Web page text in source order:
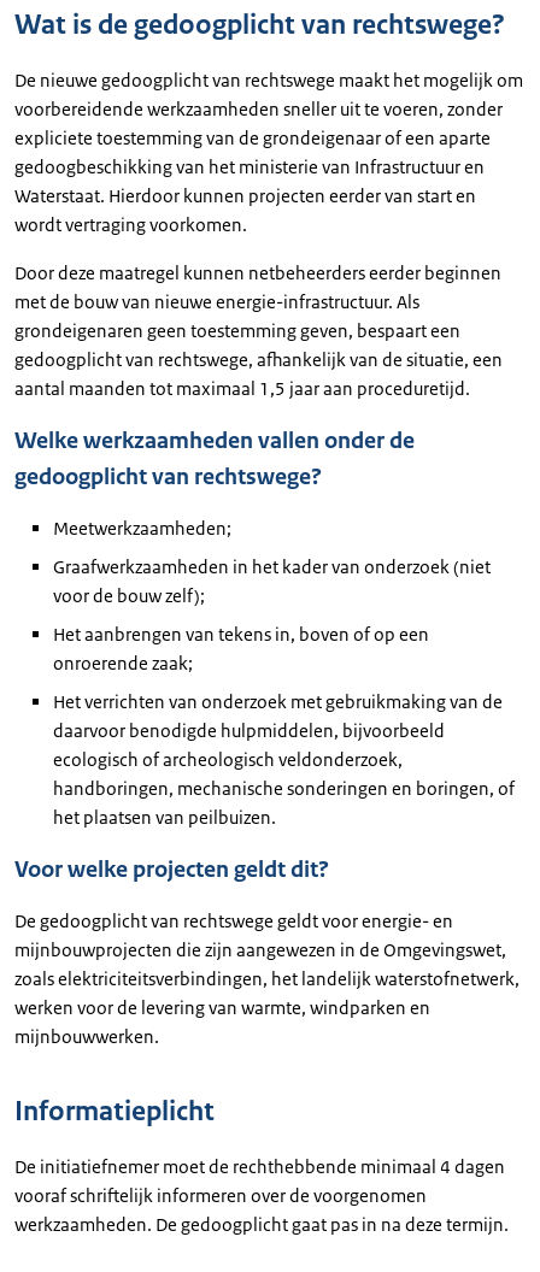
Wat is de gedoogplicht van rechtswege?
De nieuwe gedoogplicht van rechtswege maakt het mogelijk om
voorbereidende werkzaamheden sneller uit te voeren, zonder
expliciete toestemming van de grondeigenaar of een aparte
gedoogbeschikking van het ministerie van Infrastructuur en
Waterstaat. Hierdoor kunnen projecten eerder van start en
wordt vertraging voorkomen.
Door deze maatregel kunnen netbeheerders eerder beginnen
met de bouw van nieuwe energie-infrastructuur. Als
grondeigenaren geen toestemming geven, bespaart een
gedoogplicht van rechtswege, afhankelijk van de situatie, een
aantal maanden tot maximaal 1,5 jaar aan proceduretijd.
Welke werkzaamheden vallen onder de
gedoogplicht van rechtswege?
Meetwerkzaamheden;
Graafwerkzaamheden in het kader van onderzoek (niet
voor de bouw zelf);
Het aanbrengen van tekens in, boven of op een
onroerende zaak;
Het verrichten van onderzoek met gebruikmaking van de
daarvoor benodigde hulpmiddelen, bijvoorbeeld
ecologisch of archeologisch veldonderzoek,
handboringen, mechanische sonderingen en boringen, of
het plaatsen van peilbuizen.
Voor welke projecten geldt dit?
De gedoogplicht van rechtswege geldt voor energie- en
mijnbouwprojecten die zijn aangewezen in de Omgevingswet,
zoals elektriciteitsverbindingen, het landelijk waterstofnetwerk,
werken voor de levering van warmte, windparken en
mijnbouwwerken.
Informatieplicht
De initiatiefnemer moet de rechthebbende minimaal 4 dagen
vooraf schriftelijk informeren over de voorgenomen
werkzaamheden. De gedoogplicht gaat pas in na deze termijn.